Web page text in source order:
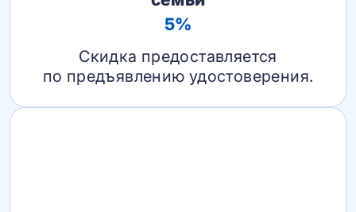
5%
Скидка предоставляется
по предъявлению удостоверения.